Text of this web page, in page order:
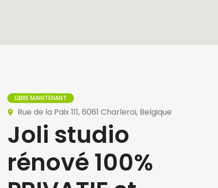
LIBRE MAINTENANT
Rue de la Paix 111, 6061 Charleroi, Belgique
Joli studio
rénové 100%